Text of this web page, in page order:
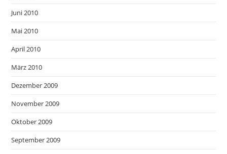
Juni 2010
Mai 2010
April 2010
März 2010
Dezember 2009
November 2009
Oktober 2009
September 2009